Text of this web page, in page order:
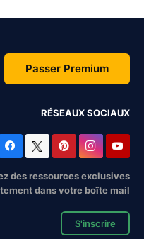
Passer Premium
RÉSEAUX SOCIAUX
des ressources exclusives
dans votre boîte mail
S'inscrire